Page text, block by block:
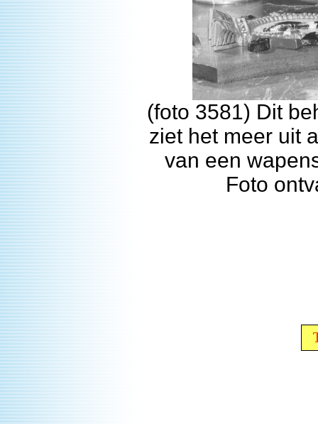
(foto 3581) Dit
ziet het meer uit
van een
Foto